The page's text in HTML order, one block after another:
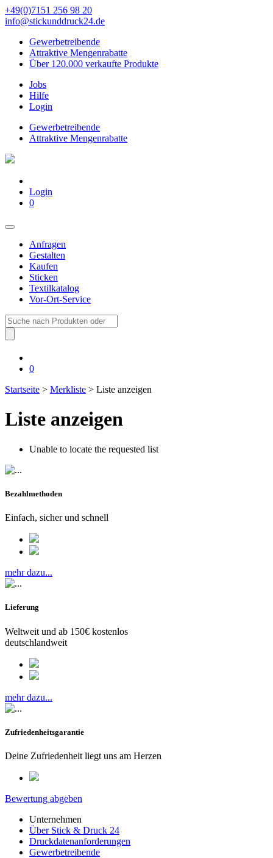
+49(0)7151 256 98 20‬
info@stickunddruck24.de
Gewerbetreibende
Attraktive Mengenrabatte
Über 120.000 verkaufte Produkte
Jobs
Hilfe
Login
Gewerbetreibende
Attraktive Mengenrabatte
Login
0
Anfragen
Gestalten
Kaufen
Sticken
Textilkatalog
Vor-Ort-Service
Suche
nach:
0
Startseite > Merkliste > Liste anzeigen
Liste anzeigen
Unable to locate the requested list
Bezahlmethoden
Einfach, sicher und schnell
mehr dazu...
Lieferung
Weltweit und ab 150€ kostenlos
deutschlandweit
mehr dazu...
Zufriedenheitsgarantie
Deine Zufriedenheit liegt uns am Herzen
Bewertung abgeben
Unternehmen
Über Stick & Druck 24
Druckdatenanforderungen
Gewerbetreibende